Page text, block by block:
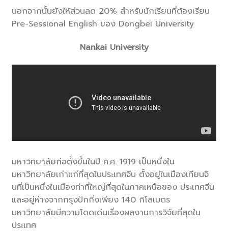
นอกจากนั้นยังให้ส่วนลด 20% สำหรับนักเรียนที่ต้องเรียน
Pre-Sessional English ของ Dongbei University
Nankai University
มหาวิทยาลัยก่อตั้งขึ้นในปี ค.ศ. 1919 เป็นหนึ่งใน
มหาวิทยาลัยเก่าแก่ที่สุดในประเทศจีน ตั้งอยู่ในเมืองเทียนจิ
นที่เป็นหนึ่งในเมืองท่าที่ใหญ่ที่สุดในภาคเหนือของ ประเทศจีน
และอยู่ห่างจากกรุงปักกิ่งเพียง 140 กิโลเมตร
มหาวิทยาลัยมีความโดดเด่นเรื่องผลงานการวิจัยที่สุดใน
ประเทศ